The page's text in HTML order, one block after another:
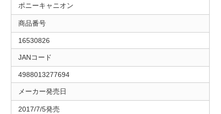
ポニーキャニオン
商品番号
16530826
JANコード
4988013277694
メーカー発売日
2017/7/5発売